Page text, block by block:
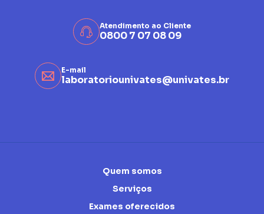
Atendimento ao Cliente
0800 7 07 08 09
E-mail
laboratoriounivates@univates.br
Quem somos
Serviços
Exames oferecidos